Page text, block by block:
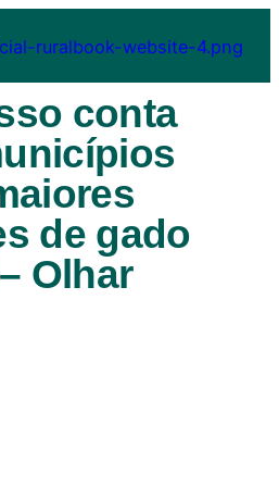
conta
de gado
Olhar